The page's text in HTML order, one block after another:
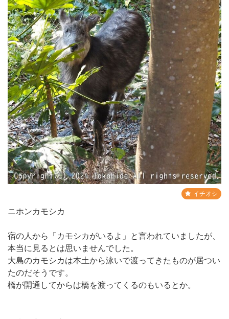
イチオシ
ニホンカモシカ
宿の人から「カモシカがいるよ」と言われていましたが、
本当に見るとは思いませんでした。
大島のカモシカは本土から泳いで渡ってきたものが居つい
たのだそうです。
橋が開通してからは橋を渡ってくるのもいるとか。